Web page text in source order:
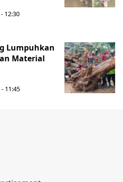
12:30
Lumpuhkan
Material
11:45